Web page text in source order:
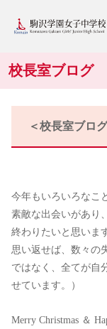
校長室ブログ
＜校長室ブロ
今年もいろいろなこ
素敵な出会いがあり
終わりたいと思いま
思い返せば、数々の
ではなく、全てが自
せています。）
Merry Christmas ＆